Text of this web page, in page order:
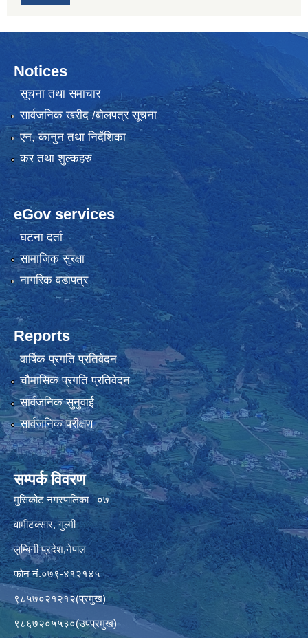
Notices
सूचना तथा समाचार
सार्वजनिक खरीद /बोलपत्र सूचना
एन, कानुन तथा निर्देशिका
कर तथा शुल्कहरु
eGov services
घटना दर्ता
सामाजिक सुरक्षा
नागरिक वडापत्र
Reports
वार्षिक प्रगति प्रतिवेदन
चौमासिक प्रगति प्रतिवेदन
सार्वजनिक सुनुवाई
सार्वजनिक परीक्षण
सम्पर्क विवरण
मुसिकोट नगरपालिका– ०७
वामीटक्सार, गुल्मी
लुम्बिनी प्रदेश,नेपाल
फोन नं.०७९-४१२१४५
९८५७०२१२१२(प्रमुख)
९८६७२०५५३०(उपप्रमुख)